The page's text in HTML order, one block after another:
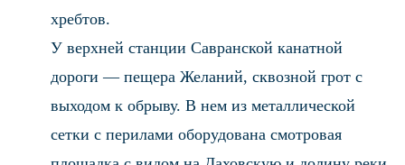
хребтов.
У верхней станции Савранской канатной
дороги — пещера Желаний, сквозной грот с
выходом к обрыву. В нем из металлической
сетки с перилами оборудована смотровая